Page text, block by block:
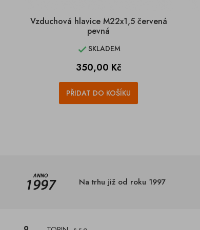
Vzduchová hlavice M22x1,5 červená
pevná
SKLADEM
Cena
350,00 Kč
PŘIDAT DO KOŠÍKU
Na trhu již od roku 1997